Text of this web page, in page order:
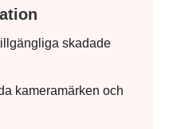
skadade
kameramärken och